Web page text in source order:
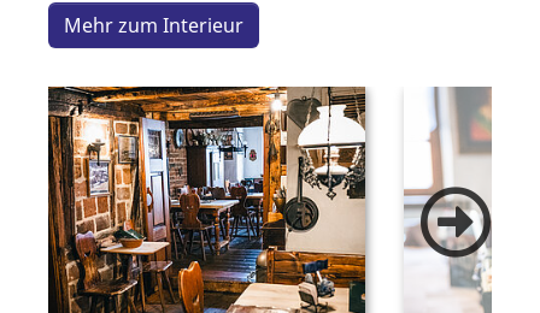
Mehr zum Interieur